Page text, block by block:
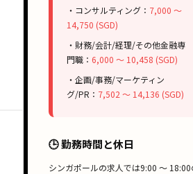
・コンサルティング： 7,000 〜
14,750 (SGD)
・財務/会計/経理/その他金融専
門職： 6,000 〜 10,458 (SGD)
・企画/事務/マーケティン
グ/PR： 7,502 〜 14,136 (SGD)
🕒 勤務時間と休日
シンガポールの求人では9:00 〜 18:00